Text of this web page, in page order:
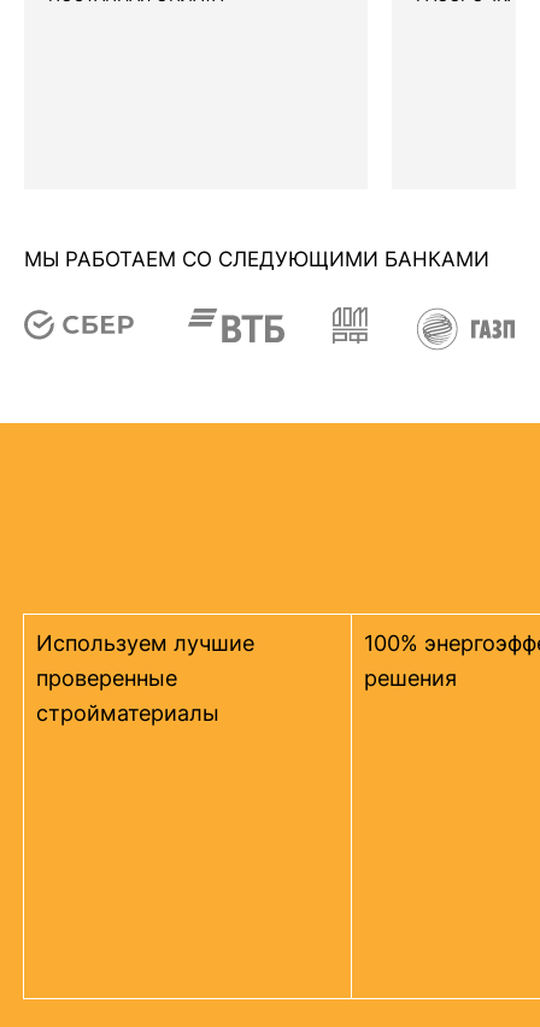
МЫ РАБОТАЕМ СО СЛЕДУЮЩИМИ БАНКАМИ
Используем лучшие
проверенные
стройматериалы
100%
решения